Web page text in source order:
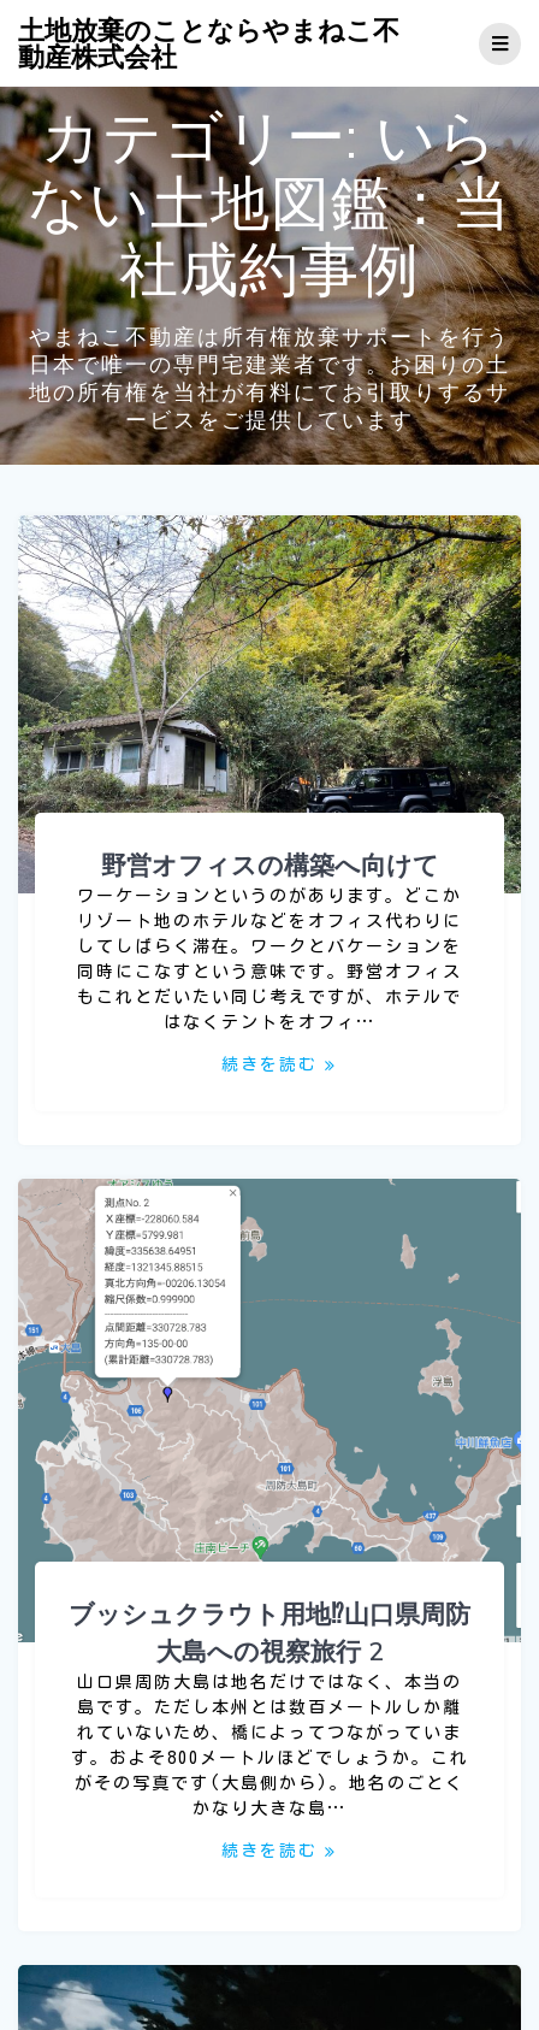
ン
ン
ツ
キ
ッ
プ
土地放棄のことならやまねこ不
動産株式会社
カテゴリー: いら
ない土地図鑑：当
社成約事例
やまねこ不動産は所有権放棄サポートを行う
日本で唯一の専門宅建業者です。お困りの土
地の所有権を当社が有料にてお引取りするサ
ービスをご提供しています
野営オフィスの構築へ向けて
ワーケーションというのがあります。どこか
リゾート地のホテルなどをオフィス代わりに
してしばらく滞在。ワークとバケーションを
同時にこなすという意味です。野営オフィス
もこれとだいたい同じ考えですが、ホテルで
はなくテントをオフィ…
続きを読む
ブッシュクラウト用地⁉山口県周防
大島への視察旅行 2
山口県周防大島は地名だけではなく、本当の
島です。ただし本州とは数百メートルしか離
れていないため、橋によってつながっていま
す。およそ800メートルほどでしょうか。これ
がその写真です(大島側から)。地名のごとく
かなり大きな島…
続きを読む